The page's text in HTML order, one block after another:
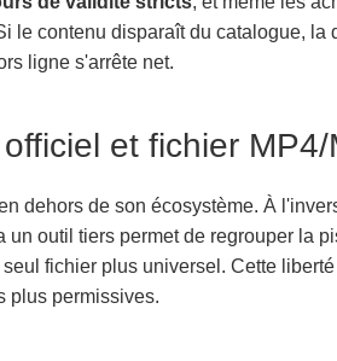
le contenu disparaît du catalogue, la
ligne s'arrête net.
et fichier MP4/
dehors de son écosystème. À
outil tiers permet de regrouper la
fichier plus universel. Cette
plus permissives.